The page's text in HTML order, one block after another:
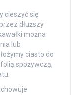
cieszyć się
dłuższy
można
lub
ciasto do
folią spożywczą,